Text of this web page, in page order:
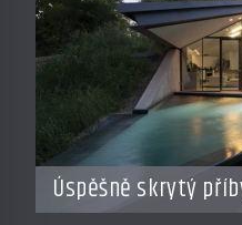
Úspěšně skrytý